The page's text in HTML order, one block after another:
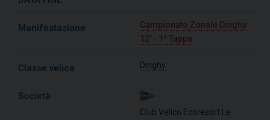
Campionato Zonale Dinghy
12' - 1^ Tappa
Dinghy
Club Velico Ecoresort Le